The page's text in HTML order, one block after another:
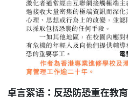
卓言絮语：反恐防恐重在教育